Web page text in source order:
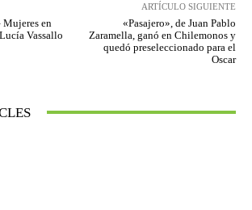
Mujeres en
Vassallo
ARTÍCULO SIGUIENTE
«Pasajero», de Juan Pablo
Zaramella, ganó en Chilemonos y
quedó preseleccionado para el
Oscar